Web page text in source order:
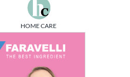
HOME CARE